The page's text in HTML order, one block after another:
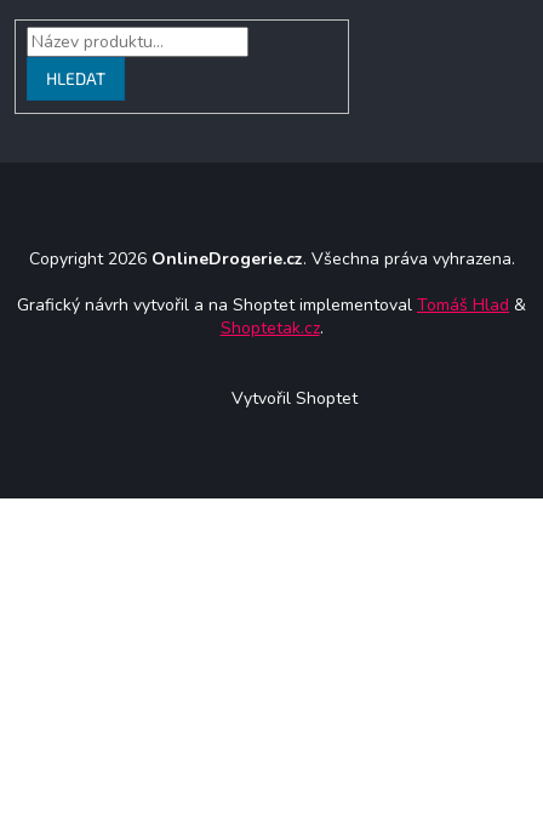
HLEDAT
Copyright 2026 OnlineDrogerie.cz. Všechna práva vyhrazena.
Grafický návrh vytvořil a na Shoptet implementoval Tomáš Hlad &
Shoptetak.cz.
Vytvořil Shoptet